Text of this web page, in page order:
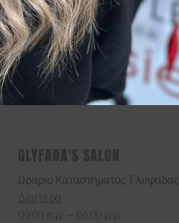
GLYFADA'S SALON
Ωράριο Καταστήματος Γλυφάδας:
Δευτέρα
09:00 π.μ. – 06:00 μ.μ.